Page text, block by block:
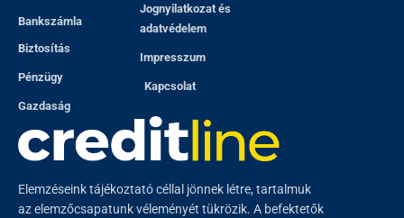
Bankszámla
Biztosítás
Pénzügy
Gazdaság
Jognyilatkozat és
adatvédelem
Impresszum
Kapcsolat
Elemzéseink tájékoztató céllal jönnek létre, tartalmuk
az elemzőcsapatunk véleményét tükrözik. A befektetők